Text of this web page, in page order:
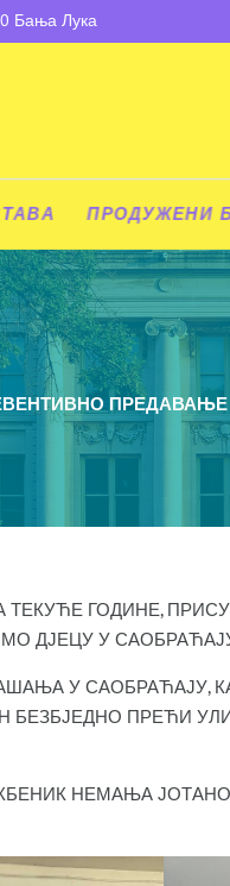
Бања Лука
ПРОДУЖЕНИ
ПРЕДАВАЊЕ
ГОДИНЕ,
ДЈЕЦУ У
У САОБРАЋАЈУ,
БЕЗБЈЕДНО ПРЕЋИ
НЕМАЊА